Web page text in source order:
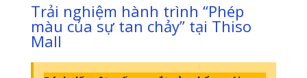
Trải nghiệm hành trình “Phép
màu của sự tan chảy” tại Thiso
Mall